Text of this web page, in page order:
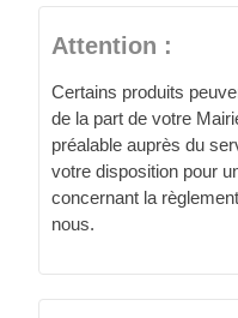
Attention :
Certains produits
de la part de votre
préalable auprès du
votre disposition pour
concernant la
nous.